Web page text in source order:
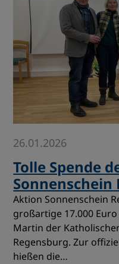
26.01.2026
Tolle Spende
Sonnenschein
Aktion Sonnenschein
großartige 17.000
Martin der
Regensburg. Zur
hießen die…